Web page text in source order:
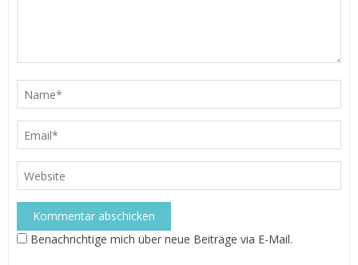
Benachrichtige mich über neue Beiträge via E-Mail.